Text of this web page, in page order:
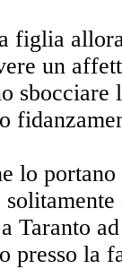
figlia
un
sbocciare
lo portano
Taranto
presso la